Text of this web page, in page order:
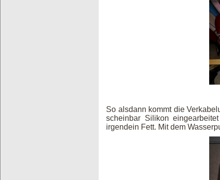
So alsdann kommt die
scheinbar Silikon
irgendein Fett. Mit dem